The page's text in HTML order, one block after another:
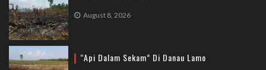
August 8, 2026
“Api Dalam Sekam” Di Danau Lamo